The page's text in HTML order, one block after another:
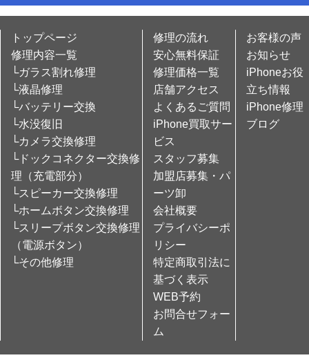
トップページ
修理内容一覧
└ガラス割れ修理
└液晶修理
└バッテリー交換
└水没復旧
└カメラ交換修理
└ドックコネクター交換修
理（充電部分）
└スピーカー交換修理
└ホームボタン交換修理
└スリープボタン交換修理
（電源ボタン）
└その他修理
修理の流れ
安心無料保証
修理価格一覧
店舗アクセス
よくあるご質問
iPhone買取サー
ビス
スタッフ募集
加盟店募集・パ
ーツ卸
会社概要
プライバシーポ
リシー
特定商取引法に
基づく表示
WEB予約
お問合せフォー
ム
お客様の声
お知らせ
iPhoneお役
立ち情報
iPhone修理
ブログ